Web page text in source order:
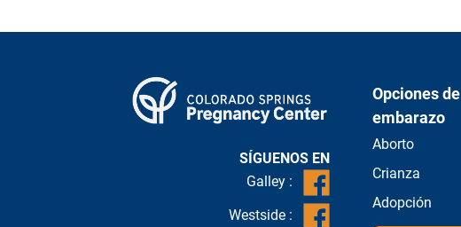
SÍGUENOS EN
Galley :
Westside :
Opciones de
embarazo
Aborto
Crianza
Adopción